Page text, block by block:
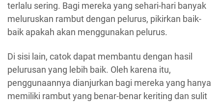
terlalu sering. Bagi mereka yang sehari-hari banyak
meluruskan rambut dengan pelurus, pikirkan baik-
baik apakah akan menggunakan pelurus.
Di sisi lain, catok dapat membantu dengan hasil
pelurusan yang lebih baik. Oleh karena itu,
penggunaannya dianjurkan bagi mereka yang hanya
memiliki rambut yang benar-benar keriting dan sulit